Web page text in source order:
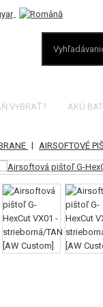
VYBRAŤ? AKÚ
| AIRSOFTOVÉ